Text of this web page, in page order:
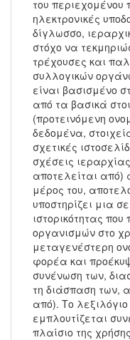
του περιεχομένου
ηλεκτρονικές
δίγλωσσο,
στόχο να
τρέχουσες και
συλλογικών
είναι βασισμένο
από τα βασικά
(προτεινόμενη
δεδομένα,
σχετικές
σχέσεις
αποτελείται από)
μέρος του,
υποστηρίζει μια
ιστορικότητας
οργανισμών στο
μεταγενέστερη
φορέα και
συνένωση των,
τη διάσπαση των,
από). Το
εμπλουτίζεται
πλαίσιο της